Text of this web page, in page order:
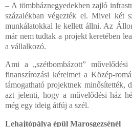
– A tömbháznegyedekben zajló
százalékban végezték el. Mivel két
munkálatokkal le kellett állni. Az
már nem tudtak a projekt keretében
a vállalkozó.
Ami a „szétbombázott”
finanszírozási kérelmet a Közép-
támogatható projektnek minősítették,
azt jelenti, hogy a művelődési ház
még egy ideig átfúj a szél.
Lehajtópálya épül Marosgezsénél